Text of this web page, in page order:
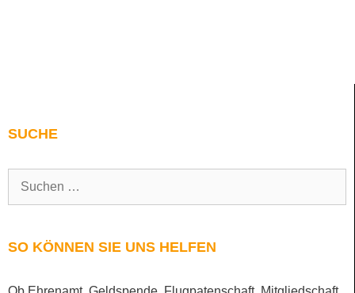
SUCHE
SO KÖNNEN SIE UNS HELFEN